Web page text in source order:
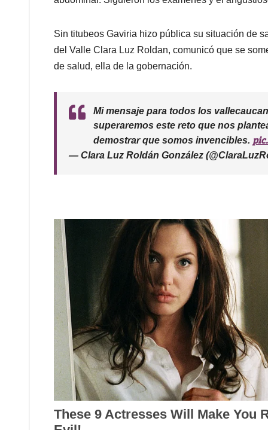
Sin titubeos Gaviria hizo pública su situación de
del Valle Clara Luz Roldan, comunicó que se
de salud, ella de la gobernación.
Mi mensaje para todos los
superaremos este reto que nos
demostrar que somos invencibles.
— Clara Luz Roldán González